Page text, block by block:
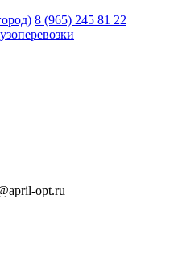
8 (965) 245 81 22
opt.ru